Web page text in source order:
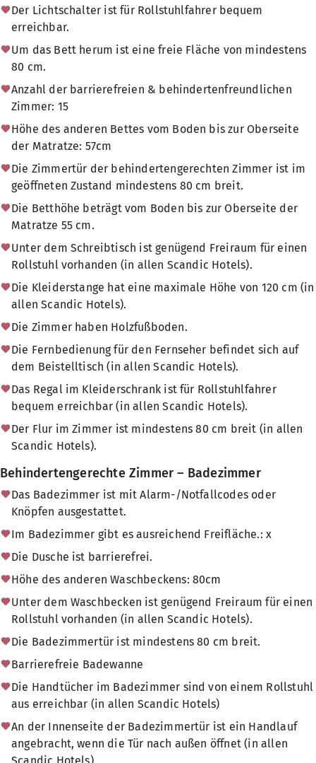
Der Lichtschalter ist für Rollstuhlfahrer bequem
erreichbar.
Um das Bett herum ist eine freie Fläche von mindestens
80 cm.
Anzahl der barrierefreien & behindertenfreundlichen
Zimmer: 15
Höhe des anderen Bettes vom Boden bis zur Oberseite
der Matratze: 57cm
Die Zimmertür der behindertengerechten Zimmer ist im
geöffneten Zustand mindestens 80 cm breit.
Die Betthöhe beträgt vom Boden bis zur Oberseite der
Matratze 55 cm.
Unter dem Schreibtisch ist genügend Freiraum für einen
Rollstuhl vorhanden (in allen Scandic Hotels).
Die Kleiderstange hat eine maximale Höhe von 120 cm (in
allen Scandic Hotels).
Die Zimmer haben Holzfußboden.
Die Fernbedienung für den Fernseher befindet sich auf
dem Beistelltisch (in allen Scandic Hotels).
Das Regal im Kleiderschrank ist für Rollstuhlfahrer
bequem erreichbar (in allen Scandic Hotels).
Der Flur im Zimmer ist mindestens 80 cm breit (in allen
Scandic Hotels).
Behindertengerechte Zimmer – Badezimmer
Das Badezimmer ist mit Alarm-/Notfallcodes oder
Knöpfen ausgestattet.
Im Badezimmer gibt es ausreichend Freifläche.: x
Die Dusche ist barrierefrei.
Höhe des anderen Waschbeckens: 80cm
Unter dem Waschbecken ist genügend Freiraum für einen
Rollstuhl vorhanden (in allen Scandic Hotels).
Die Badezimmertür ist mindestens 80 cm breit.
Barrierefreie Badewanne
Die Handtücher im Badezimmer sind von einem Rollstuhl
aus erreichbar (in allen Scandic Hotels)
An der Innenseite der Badezimmertür ist ein Handlauf
angebracht, wenn die Tür nach außen öffnet (in allen